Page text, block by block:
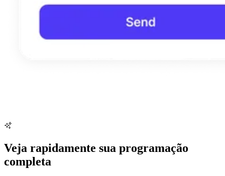
Veja rapidamente sua programação
completa